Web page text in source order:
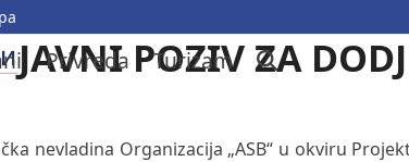
Privreda Turizam
JAVNI POZIV ZA
nevladina Organizacija „ASB“ u okviru